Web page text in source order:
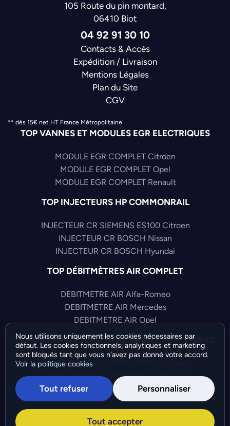
105 Route du pin montard,
06410 Biot
04 92 91 30 10
Contacts & Accès
Expédition / Livraison
Mentions Légales
Plan du Site
CGV
** dès 15€ net HT France Métropolitaine
TOP VANNES ET MODULES EGR ELECTRIQUES
MODULE EGR COMPLET Citroen
MODULE EGR COMPLET Opel
MODULE EGR COMPLET Renault
TOP INJECTEURS HP COMMONRAIL
INJECTEUR CR SIEMENS ES100 Citroen
INJECTEUR CR BOSCH Nissan
INJECTEUR CR BOSCH Hyundai
TOP DÉBITMÈTRES AIR COMPLET
DEBITMETRE AIR Alfa-Romeo
DEBITMETRE AIR Mercedes
DEBITMETRE AIR Opel
TOP CAPTEURS HAUTE PRESSION COMMONRAIL
CAPTEUR PRESS COMMONRAIL Citroen
CAPTEUR PRESS COMMONRAIL Mercedes
CAPTEUR PRESS COMMONRAIL Fiat
©Bresch SAS - Copyright 2026 - Tous droits réservés -
Nous utilisons uniquement les cookies nécessaires par
défaut. Les cookies fonctionnels, analytiques et marketing
sont bloqués tant que vous n'avez pas donné votre accord.
Voir la politique cookies
Tout refuser Personnaliser
Tout accepter